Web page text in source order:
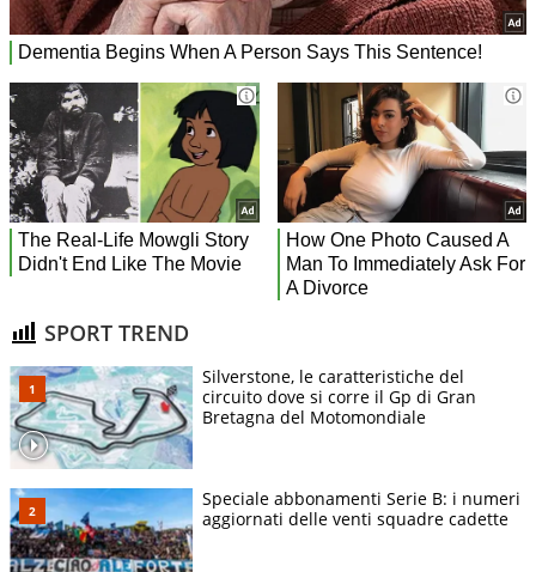
SPORT TREND
Silverstone, le caratteristiche del
circuito dove si corre il Gp di Gran
Bretagna del Motomondiale
Speciale abbonamenti Serie B: i numeri
aggiornati delle venti squadre cadette